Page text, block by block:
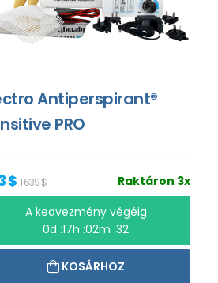
Antiperspirant®
PRO
Raktáron 3x
$1 639 $
A kedvezmény végéig
0d :17h :02m :31
KOSÁRHOZ